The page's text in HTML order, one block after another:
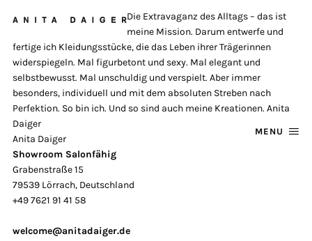
Die Extravaganz des Alltags – das ist
meine Mission. Darum entwerfe und
fertige ich Kleidungsstücke, die das Leben ihrer Trägerinnen
widerspiegeln. Mal figurbetont und sexy. Mal elegant und
selbstbewusst. Mal unschuldig und verspielt. Aber immer
besonders, individuell und mit dem absoluten Streben nach
Perfektion. So bin ich. Und so sind auch meine Kreationen. Anita
Daiger
Anita Daiger
Showroom Salonfähig
Grabenstraße 15
79539 Lörrach, Deutschland
+49 7621 91 41 58
welcome@anitadaiger.de
MENU